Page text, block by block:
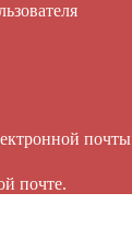
почты
почте.